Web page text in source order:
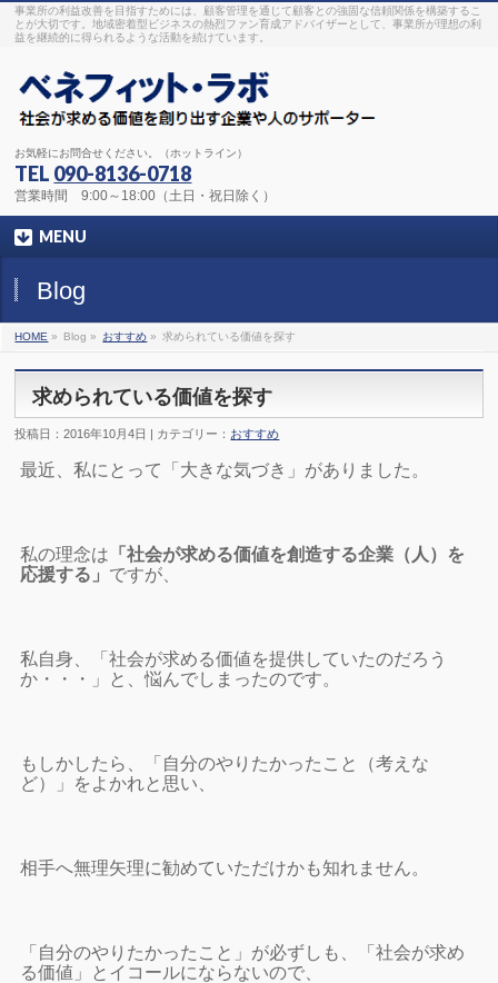
事業所の利益改善を目指すためには、顧客管理を通じて顧客との強固な信頼関係を構築するこ
とが大切です。地域密着型ビジネスの熱烈ファン育成アドバイザーとして、事業所が理想の利
益を継続的に得られるような活動を続けています。
お気軽にお問合せください。（ホットライン）
TEL 090-8136-0718
営業時間 9:00～18:00（土日・祝日除く）
MENU
Blog
HOME » Blog » おすすめ » 求められている価値を探す
求められている価値を探す
投稿日：2016年10月4日 | カテゴリー： おすすめ
最近、私にとって「大きな気づき」がありました。
私の理念は 「社会が求める価値を創造する企業（人）を
応援する」 ですが、
私自身、「社会が求める価値を提供していたのだろう
か・・・」と、悩んでしまったのです。
もしかしたら、「自分のやりたかったこと（考えな
ど）」をよかれと思い、
相手へ無理矢理に勧めていただけかも知れません。
「自分のやりたかったこと」が必ずしも、「社会が求め
る価値」とイコールにならないので、